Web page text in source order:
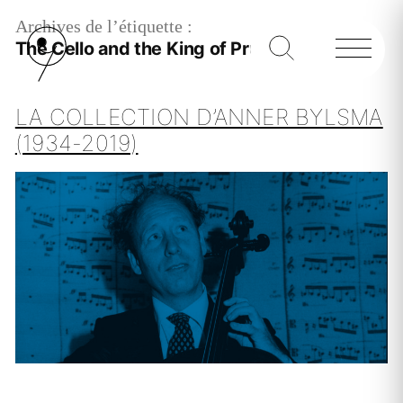
Archives de l’étiquette :
The Cello and the King of Prussia
LA COLLECTION D’ANNER BYLSMA
(1934-2019)